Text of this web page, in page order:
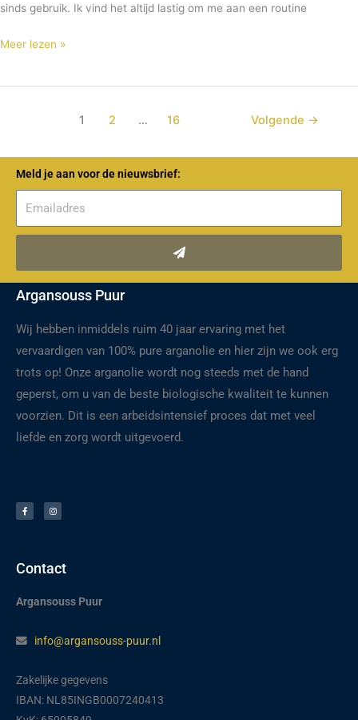
sinds gebruik. Ik vind het altijd lastig om me aan een routine
Meer lezen »
1 2 … 16 Volgende →
Meld je aan voor de nieuwsbrief:
Verzenden
Argansouss Puur
Wij hebben inmiddels ruim 40 jaar ervaring met het
vervaardigen van 100% pure arganolie en hier zijn we ook erg
trots op! Onze arganolie wordt nog steeds met de hand
geperst, om u van de beste biologische kwaliteit te kunnen
voorzien. Dit is een arbeidsintensief proces dat met veel
liefde en zorg wordt uitgevoerd.
c
e
b
s
t
a
Contact
Argansouss Puur
info@argansouss-puur.nl
Zakelijke gegevens
IBAN: NL85INGB0007240413